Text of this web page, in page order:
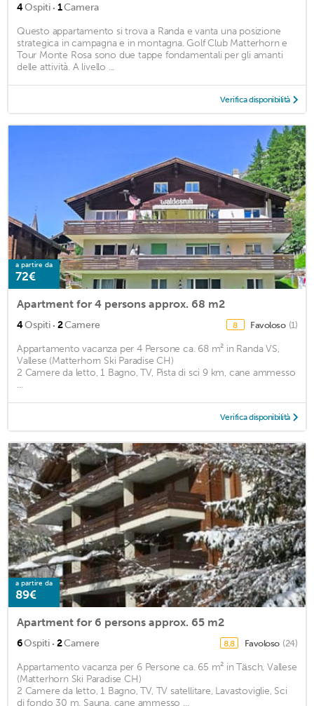
4Ospiti · 1Camera
Questo appartamento si trova a Randa e vanta una posizione
strategica in campagna e in montagna. Golf Club Matterhorn e
Tour Monte Rosa sono due tappe fondamentali per gli amanti
delle attività. A livello ...
Verifica disponibilità
a partire da
72€
Apartment for 4 persons approx. 68 m2
4Ospiti · 2Camere 8 Favoloso (1)
Appartamento vacanza per 4 Persone ca. 68 m² in Randa VS,
Vallese (Matterhorn Ski Paradise CH)
2 Camere da letto, 1 Bagno, TV, Pista di sci 9 km, cane ammesso
...
Verifica disponibilità
a partire da
89€
Apartment for 6 persons approx. 65 m2
6Ospiti · 2Camere 8,8 Favoloso (24)
Appartamento vacanza per 6 Persone ca. 65 m² in Täsch, Vallese
(Matterhorn Ski Paradise CH)
2 Camere da letto, 1 Bagno, TV, TV satellitare, Lavastoviglie, Sci
di fondo 30 m, Sauna, cane ammesso ...